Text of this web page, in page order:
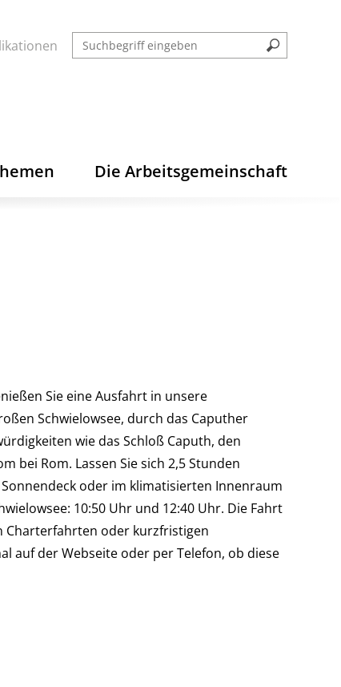
Die Arbeitsgemeinschaft
Sie eine Ausfahrt in unsere
Schwielowsee, durch das Caputher
wie das Schloß Caputh, den
bei Rom. Lassen Sie sich 2,5 Stunden
oder im klimatisierten Innenraum
10:50 Uhr und 12:40 Uhr. Die Fahrt
Charterfahrten oder kurzfristigen
auf der Webseite oder per Telefon, ob diese